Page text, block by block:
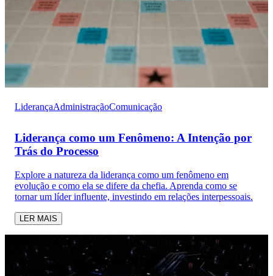
LiderançaAdministraçãoComunicação
Liderança como um Fenômeno: A Intenção por
Trás do Processo
Explore a natureza da liderança como um fenômeno em
evolução e como ela se difere da chefia. Aprenda como se
tornar um líder influente, investindo em relações interpessoais.
LER MAIS